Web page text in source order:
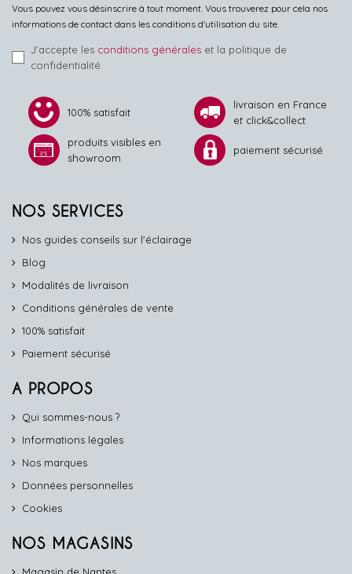
Vous pouvez vous désinscrire à tout moment. Vous trouverez pour cela nos
informations de contact dans les conditions d'utilisation du site.
J'accepte les conditions générales et la politique de
confidentialité.
100% satisfait
livraison en France
et click&collect
produits visibles en
showroom
paiement sécurisé
NOS SERVICES
Nos guides conseils sur l'éclairage
Blog
Modalités de livraison
Conditions générales de vente
100% satisfait
Paiement sécurisé
A PROPOS
Qui sommes-nous ?
Informations légales
Nos marques
Données personnelles
Cookies
NOS MAGASINS
Magasin de Nantes